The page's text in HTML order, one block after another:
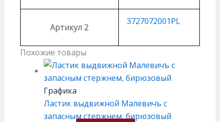
Артикул 2
3727072001PL
Похожие товары
Графика
Ластик выдвижной Малевичъ с
запасным стержнем, бирюзовый